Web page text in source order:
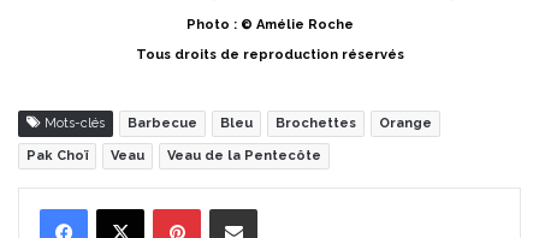
Photo : © Amélie Roche
Tous droits de reproduction réservés
Mots-clés Barbecue Bleu Brochettes Orange
Pak Choï Veau Veau de la Pentecôte